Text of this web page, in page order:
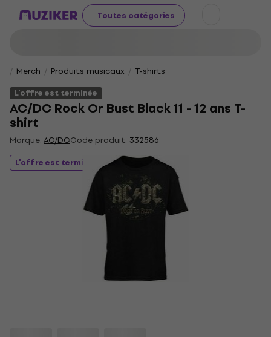
Toutes catégories
Merch Produits musicaux
T-shirts
L'offre est terminée
AC/DC Rock Or Bust Black 11 - 12 ans T-
shirt
Marque:AC/DCCode produit: 332586
L'offre est terminée